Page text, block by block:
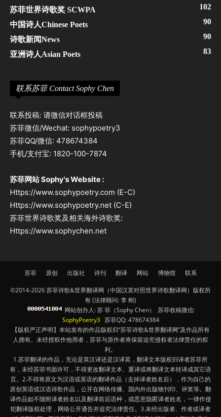
苏菲世界诗歌奖 SCWPA 102
中国诗人Chinese Poets 90
诗歌新闻News 90
亚洲诗人Asian Poets 83
联系苏菲 Contact Sophy Chen
联系投稿: 请微信对话框投稿
苏菲微信/Wechat: sophypoetry3
苏菲QQ/微信: 478674384
手机/支付宝: 1820-100-7874
苏菲网站 Sophy's Website :
Https://www.sophypoetry.com (E-C)
Https://www.sophypoetry.net (C-E)
苏菲世界诗歌奖及相关海外诗歌奖:
Https://www.sophychen.net
苏菲 原创 出版社 诗刊 翻译 网站 博物馆 联系
©2014-2026 苏菲诗歌&世界翻译网（中国汉英对照世界诗歌翻译网）版权所
有 (法律顾问: 李 刚)
网站创办人: 苏 菲（Sophy Chen） 苏菲收稿微信:
SophyPoetry3苏菲QQ: 478674384
【版权严正声明】本站发布的作品版权归“苏菲诗歌&世界翻译网”及作品所有
人拥有。未经授权作他用者，苏菲与原作者将保留追究侵权者法律责任的权
利。
1.苏菲翻译的作品，无论是英汉译还是汉译英，翻译文本版权归译者苏菲所
有，未经苏菲书面许可，不得更改翻译文本、重译或将翻译文本转译成其它语
言。2.不得将原文为汉语或英语的翻译作品（去掉译者姓名后），作为自己的
原创英语或汉语诗歌作品，公开在网络传播、国内外出版物刊印、评奖等。翻
译作品如不随附译者姓名以及翻译前后语种，或恶意隐匿译者姓名，一律作侵
犯翻译版权处理，网络公开通告并追究法律责任。3.未经出版者、作者或译者